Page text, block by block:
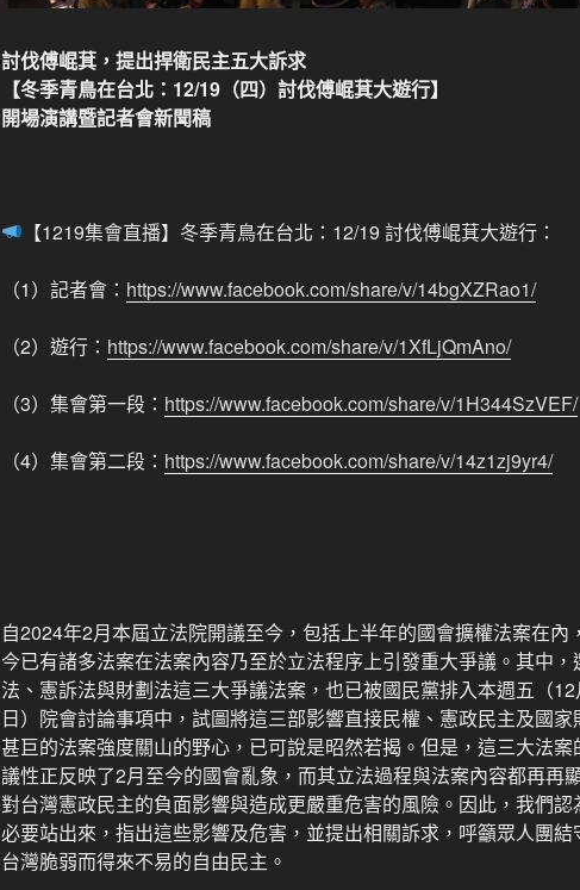
討伐傅崐萁，提出捍衛民主五大訴求
【冬季青鳥在台北：12/19（四）討伐傅崐萁大遊行】
開場演講暨記者會新聞稿
【1219集會直播】冬季青鳥在台北：12/19 討伐傅崐萁大遊行：
（1）記者會： https://www.facebook.com/share/v/14bgXZRao1/
（2）遊行： https://www.facebook.com/share/v/1XfLjQmAno/
（3）集會第一段： https://www.facebook.com/share/v/1H344SzVEF/
（4）集會第二段： https://www.facebook.com/share/v/14z1zj9yr4/
自2024年2月本屆立法院開議至今，包括上半年的國會擴權法案在內
今已有諸多法案在法案內容乃至於立法程序上引發重大爭議。其中，
法、憲訴法與財劃法這三大爭議法案，也已被國民黨排入本週五（12
日）院會討論事項中，試圖將這三部影響直接民權、憲政民主及國家
甚巨的法案強度關山的野心，已可說是昭然若揭。但是，這三大法案
議性正反映了2月至今的國會亂象，而其立法過程與法案內容都再再
對台灣憲政民主的負面影響與造成更嚴重危害的風險。因此，我們認
必要站出來，指出這些影響及危害，並提出相關訴求，呼籲眾人團結
台灣脆弱而得來不易的自由民主。